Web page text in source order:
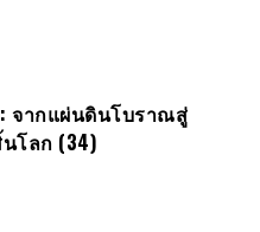
: จากแผ่นดินโบราณสู่
โลก​ (34)